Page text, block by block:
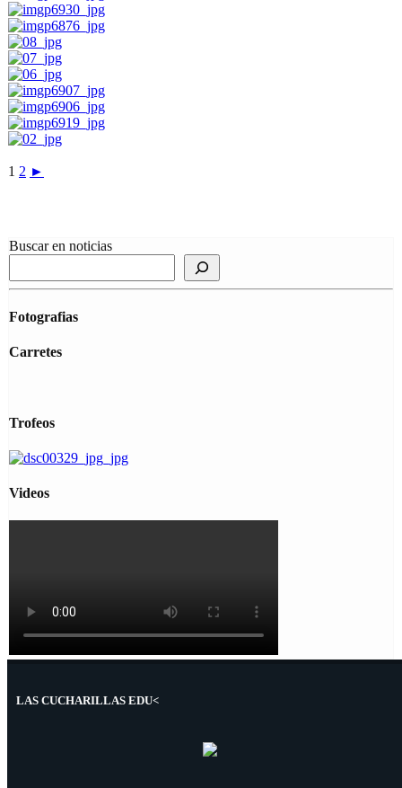
1 2 ►
Buscar en noticias
Fotografias
Carretes
Trofeos
Videos
LAS CUCHARILLAS EDU<